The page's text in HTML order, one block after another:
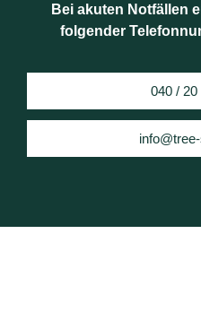
Bei akuten Notfällen
folgender
040 / 20